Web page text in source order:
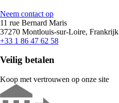
Neem contact op
11 rue Bernard Maris
37270 Montlouis-sur-Loire, Frankrijk
+33 1 86 47 62 58
Veilig betalen
Koop met vertrouwen op onze site